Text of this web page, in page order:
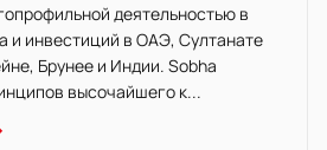
деятельностью в
и инвестиций в ОАЭ, Султанате
Брунее и Индии. Sobha
высочайшего к...